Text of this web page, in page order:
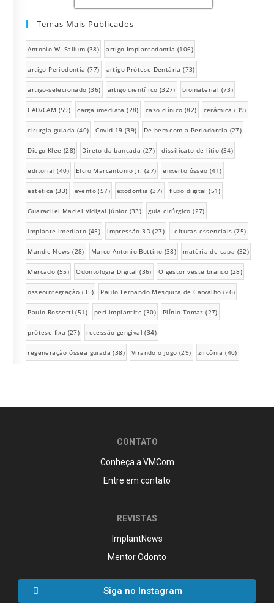
Temas Mais Publicados
Antonio W. Sallum (38) artigo-Implantodontia (106)
artigo-Periodontia (77) artigo-Prótese Dentária (73)
artigo-selecionado (36) artigo científico (327) biomaterial (73)
CAD/CAM (59) carga imediata (28) caso clínico (82) cerâmica (39)
cirurgia guiada (40) Covid-19 (39) De bem com a Periodontia (27)
Diego Klee (28) Direto da bancada (27) dissilicato de lítio (34)
editorial (40) Elcio Marcantonio Jr. (27) enxerto ósseo (41)
estética (33) evento (57) exodontia (37) fluxo digital (51)
Guaracilei Maciel Vidigal Júnior (33) guia cirúrgico (27)
implante imediato (45) impressão 3D (27) Leituras essenciais (75)
Mandic News (28) Marco Antonio Bottino (38) matéria de capa (32)
Mercado (55) Odontologia Digital (36) O gestor veste branco (28)
osseointegração (35) Paulo Fernando Mesquita de Carvalho (26)
Paulo Rossetti (51) peri-implantite (30) Plínio Tomaz (27)
prótese fixa (27) recessão gengival (34)
regeneração óssea guiada (38) Virando o jogo (29) zircônia (40)
CONTATO
Conheça a VMCom
Entre em contato
REVISTAS
ImplantNews
Mentor Odonto
Siga no Instagram